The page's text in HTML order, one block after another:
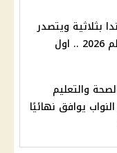
بثلاثية ويتصدر
مجموعته في كأس العالم 2026 .. اول
والتعليم
يوافق نهائيًا